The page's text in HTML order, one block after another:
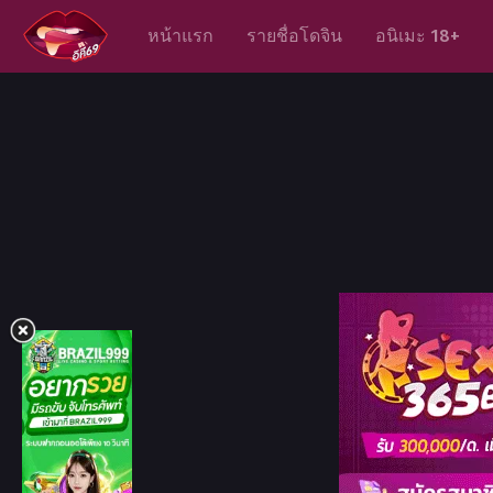
หน้าแรก รายชื่อโดจิน อนิเมะ 18+